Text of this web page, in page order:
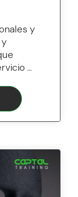
y
...